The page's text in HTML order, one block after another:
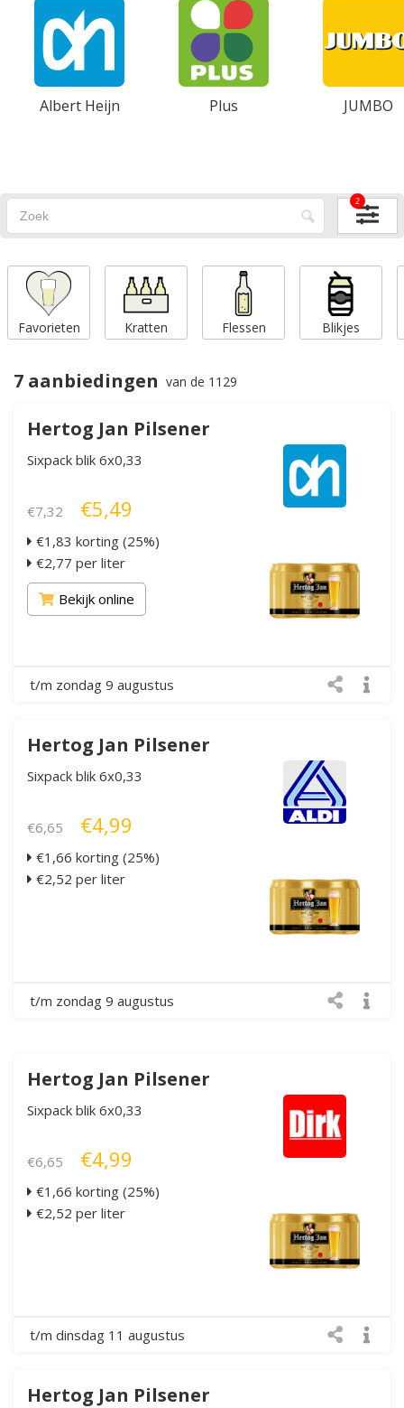
Albert Heijn Plus JUMBO
2
Favorieten Kratten Flessen Blikjes
7 aanbiedingen van de 1129
Hertog Jan Pilsener
Sixpack blik 6x0,33
€7,32 €5,49
€1,83 korting (25%)
€2,77 per liter
Bekijk online
t/m zondag 9 augustus
Hertog Jan Pilsener
Sixpack blik 6x0,33
€6,65 €4,99
€1,66 korting (25%)
€2,52 per liter
t/m zondag 9 augustus
Hertog Jan Pilsener
Sixpack blik 6x0,33
€6,65 €4,99
€1,66 korting (25%)
€2,52 per liter
t/m dinsdag 11 augustus
Hertog Jan Pilsener